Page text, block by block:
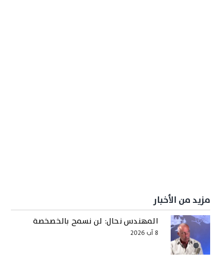
مزيد من الأخبار
المهندس نحال: لن نسمح بالخصخصة
8 آب 2026